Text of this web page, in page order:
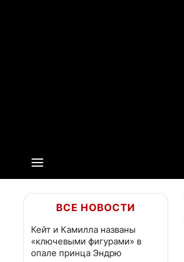
ВСЕ НОВОСТИ
Кейт и Камилла названы
«ключевыми фигурами» в
опале принца Эндрю